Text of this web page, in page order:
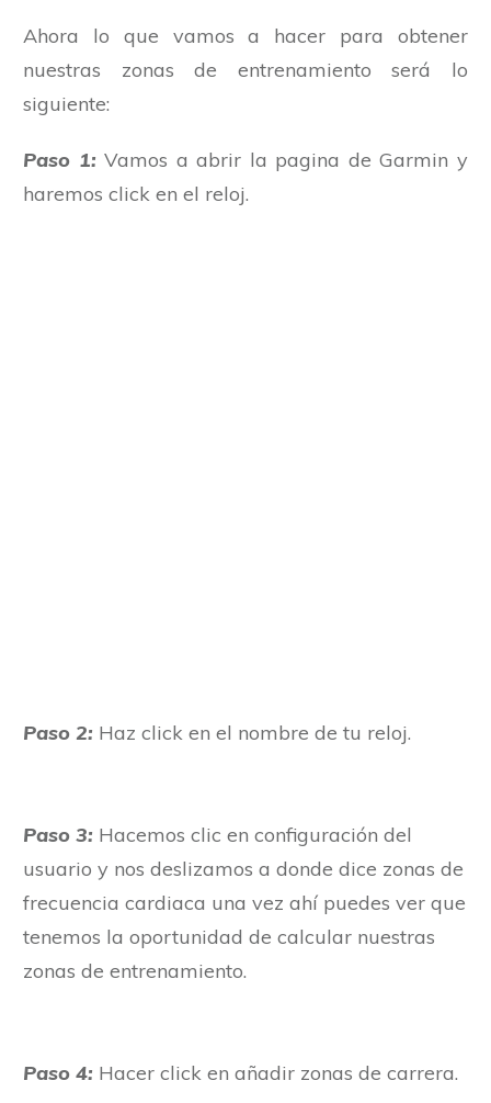
Ahora lo que vamos a hacer para obtener
nuestras zonas de entrenamiento será lo
siguiente:
Paso 1: Vamos a abrir la pagina de Garmin y
haremos click en el reloj.
Paso 2: Haz click en el nombre de tu reloj.
Paso 3: Hacemos clic en configuración del
usuario y nos deslizamos a donde dice zonas de
frecuencia cardiaca una vez ahí puedes ver que
tenemos la oportunidad de calcular nuestras
zonas de entrenamiento.
Paso 4: Hacer click en añadir zonas de carrera.